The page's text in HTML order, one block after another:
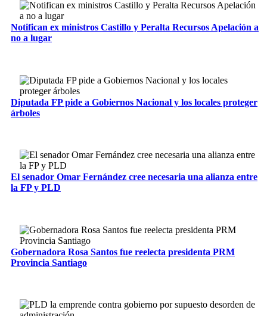
Notifican ex ministros Castillo y Peralta Recursos Apelación a
no a lugar
Diputada FP pide a Gobiernos Nacional y los locales proteger
árboles
El senador Omar Fernández cree necesaria una alianza entre
la FP y PLD
Gobernadora Rosa Santos fue reelecta presidenta PRM
Provincia Santiago